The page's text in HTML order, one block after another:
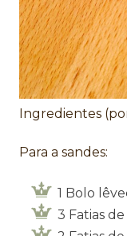
Ingredientes
Para a sandes:
1 Bolo
3 Fatias